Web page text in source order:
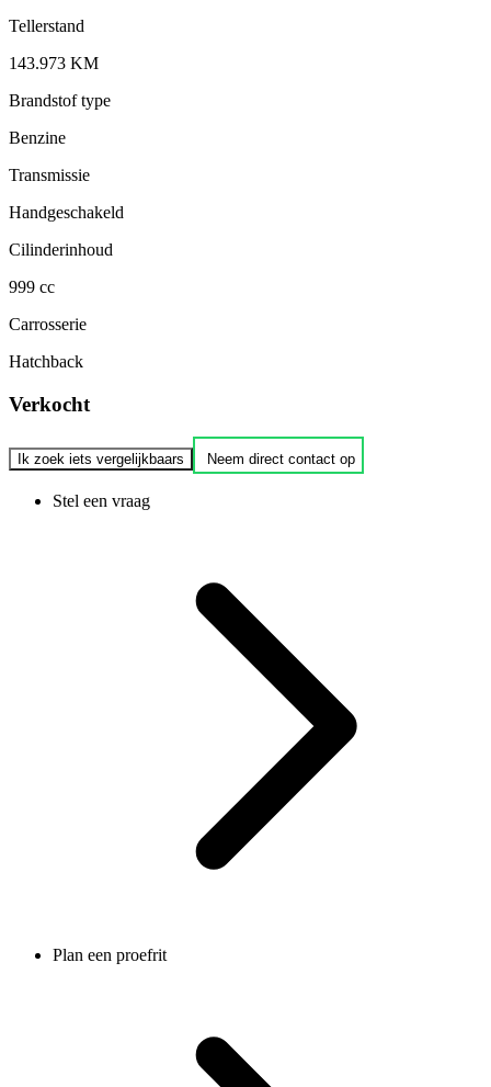
Tellerstand
143.973 KM
Brandstof type
Benzine
Transmissie
Handgeschakeld
Cilinderinhoud
999 cc
Carrosserie
Hatchback
Verkocht
Ik zoek iets vergelijkbaars Neem direct contact op
Stel een vraag
Plan een proefrit